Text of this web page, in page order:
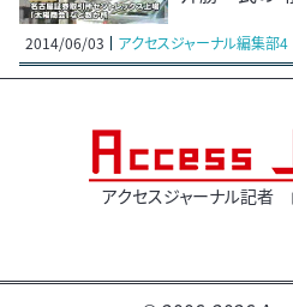
2014/06/03 アクセスジャーナル編集部4
アクセスジャーナル記者